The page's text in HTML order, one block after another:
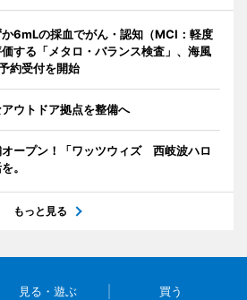
か6mLの採血でがん・認知（MCI：軽度
する「メタロ・バランス検査」、海風
約受付を開始
ウトドア拠点を整備へ
ープン！「ワッツウィズ 西岐波ハロ
。
もっと見る
見る・遊ぶ 買う